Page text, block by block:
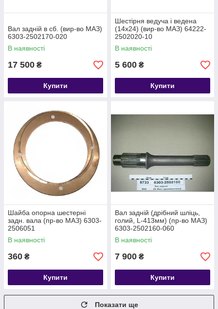
Вал задній в сб. (вир-во МАЗ)
6303-2502170-020
В наявності
17 500 ₴
Купити
Шестірня ведуча і ведена
(14х24) (вир-во МАЗ) 64222-
2502020-10
В наявності
5 600 ₴
Купити
Шайба опорна шестерні
задн. вала (пр-во МАЗ) 6303-
2506051
В наявності
360 ₴
Купити
Вал задній (дрібний шліць,
голий, L-413мм) (пр-во МАЗ)
6303-2502160-060
В наявності
7 900 ₴
Купити
Показати ще